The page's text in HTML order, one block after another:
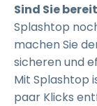
Sind Sie
Splashtop
machen Sie
sicheren und
Mit Splashtop
paar Klicks